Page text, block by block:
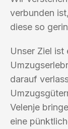
verbunden
diese so
Unser Ziel ist
darauf
Velenje
eine